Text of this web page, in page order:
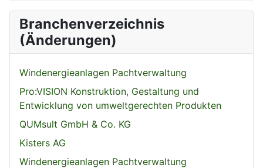
Branchenverzeichnis
(Änderungen)
Windenergieanlagen Pachtverwaltung
Pro:VISION Konstruktion, Gestaltung und
Entwicklung von umweltgerechten Produkten
QUMsult GmbH & Co. KG
Kisters AG
Windenergieanlagen Pachtverwaltung